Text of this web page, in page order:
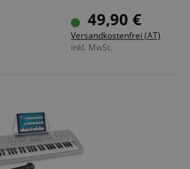
für ungestörtes Spielen
transportablem Design
49,90 €
Versandkostenfrei (AT)
inkl. MwSt.